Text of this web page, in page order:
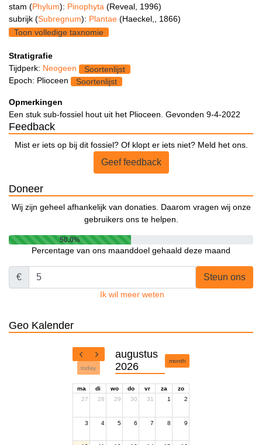
stam (Phylum): Pinophyta (Reveal, 1996)
subrijk (Subregnum): Plantae (Haeckel,, 1866)
Toon volledige taxnomie
Stratigrafie
Tijdperk: Neogeen
Soortenlijst
Epoch: Plioceen
Soortenlijst
Opmerkingen
Een stuk sub-fossiel hout uit het Plioceen. Gevonden 9-4-2022
Feedback
Mist er iets op bij dit fossiel? Of klopt er iets niet? Meld het ons.
Geef feedback
Doneer
Wij zijn geheel afhankelijk van donaties. Daarom vragen wij onze
gebruikers ons te helpen.
50.0%
Percentage van ons maanddoel gehaald deze maand
€ Steun ons
Ik wil meer weten
Geo Kalender
today
augustus
2026
month
ma di wo do vr za
zo
27
28 29 30 31 1 2
3 4 5 6 7 8 9